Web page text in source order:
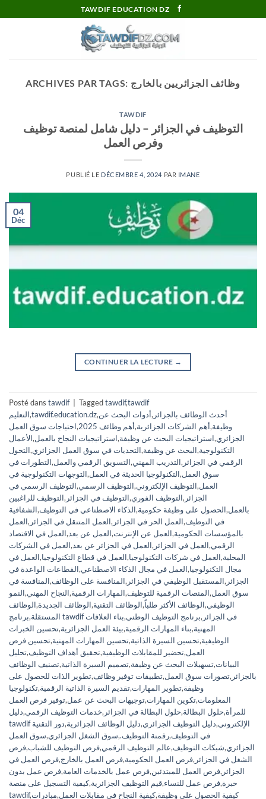
au
TAWDIF EDUCATION DZ
ARCHIVES PAR TAGS: وظائف الجزائريين بالخارج
TAWDIF
التوظيف في الجزائر – دليل شامل لمنصة توظيف
وفرص العمل
PUBLIÉ LE DÉCEMBRE 4, 2024 PAR IMANE
04
Déc
CONTINUER LA LECTURE →
Posté dans tawdif Taggedtawdif,tawdif
التعليم,tawdif.education.dz, أحدث الوظائف بالجزائر ,أدوات البحث عن
وظيفة,أهم الشركات الجزائرية,أهم وظائف 2025 ,احتياجات سوق العمل
الجزائري,استراتيجيات البحث عن وظيفة,استراتيجيات النجاح بالعمل,الأعمال
التكنولوجية,البحث عن وظيفة,التحديات في سوق العمل الجزائري,التحول
الرقمي في الجزائر ,التدريب المهني,التسويق الرقمي والعمل,التطورات في
سوق العمل,التكنولوجيا الحديثة في العمل,التوجهات التكنولوجية في
العمل,التوظيف الإلكتروني,التوظيف الرسمي,التوظيف الرسمي في
الجزائر ,التوظيف الفوري,التوظيف في الجزائر ,التوظيف للراغبين
بالعمل,الحصول على وظيفة حكومية,الذكاء الاصطناعي في التوظيف,الشفافية
في التوظيف,العمل الحر في الجزائر ,العمل المتنقل في الجزائر ,العمل
بالمؤسسات الحكومية,العمل عن الإنترنت,العمل عن بعد,العمل في الاقتصاد
الرقمي,العمل في الجزائر ,العمل في الجزائر عن بعد,العمل في الشركات
المحلية,العمل في شركات التكنولوجيا,العمل في قطاع التكنولوجيا,العمل في
مجال التكنولوجيا,العمل في مجال الذكاء الاصطناعي,القطاعات الواعدة في
الجزائر ,المستقبل الوظيفي في الجزائر ,المنافسة على الوظائف,المنافسة في
سوق العمل,المنصات الرقمية للتوظيف,المهارات الرقمية,النجاح المهني,النمو
الوظيفي,الوظائف الأكثر طلباً,الوظائف التقنية,الوظائف الجديدة,الوظائف
المستقلة, برنامج tawdif في الجزائر ,برنامج التوظيف الوطني,بناء العلاقات
المهنية,بناء المهارات الرقمية,بيئة العمل الجزائرية,تحسين الخبرات
الوظيفية,تحسين السيرة الذاتية,تحسين المهارات المهنية,تحسين فرص
العمل,تحضير للمقابلات الوظيفية,تحقيق أهداف التوظيف,تحليل
البيانات,تسهيلات البحث عن وظيفة,تصميم السيرة الذاتية,تصنيف الوظائف
بالجزائر ,تصورات سوق العمل,تطبيقات توفير وظائف,تطوير الذات للحصول على
وظيفة,تطوير المهارات,تقديم السيرة الذاتية الرقمية,تكنولوجيا
المعلومات,تكوين المهارات,توجيهات البحث عن عمل,توفير فرص العمل
للمرأة,حلول البطالة,حلول البطالة في الجزائر ,خدمات التوظيف الرقمي,دليل
tawdif الإلكتروني,دليل التوظيف الجزائري,دليل الوظائف الجزائرية,دور التقنية
في التوظيف,رقمنة التوظيف.,سوق الشغل الجزائري,سوق العمل
الجزائري,شبكات التوظيف,عالم التوظيف الرقمي,فرص التوظيف للشباب,فرص
الشغل في الجزائر ,فرص العمل الحكومية,فرص العمل بالخارج,فرص العمل في
الجزائر ,فرص العمل للمبتدئين,فرص عمل بالخدمات العامة,فرص عمل بدون
خبرة,فرص عمل للنساء,قيم التوظيف الجزائرية,كيفية التسجيل على منصة
tawdif, كيفية الحصول على وظيفة,كيفية النجاح في مقابلات العمل,مبادرات